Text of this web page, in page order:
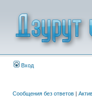
Вход
Сообщения без ответов |